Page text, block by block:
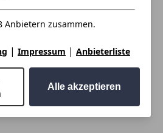
Anbietern zusammen.
| Impressum | Anbieterliste
Alle akzeptieren